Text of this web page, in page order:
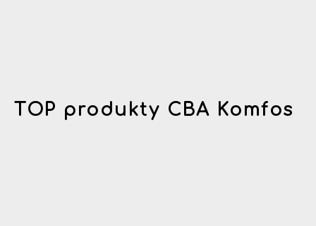
TOP produkty CBA Komfos